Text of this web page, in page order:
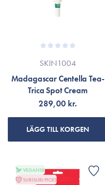
SKIN1004
Madagascar Centella Tea-
Trica Spot Cream
289,00 kr.
LÄGG TILL KORGEN
VEGANSK
SURISURI PICKS